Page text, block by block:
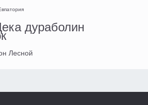
дураболин
Лесной